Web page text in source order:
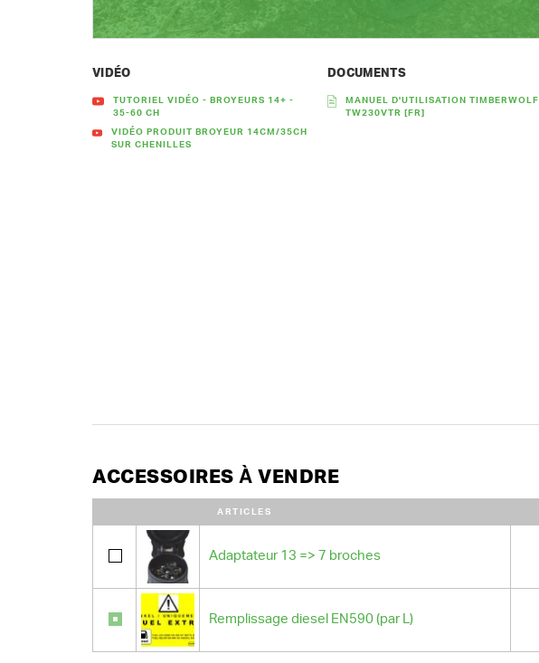
VIDÉO
TUTORIEL VIDÉO - BROYEURS 14+ -
35-60 CH
VIDÉO PRODUIT BROYEUR 14CM/35CH
SUR CHENILLES
DOCUMENTS
MANUEL D'UTILISATION TIMBERWOLF
TW230VTR [FR]
ACCESSOIRES À VENDRE
ARTICLES
Adaptateur 13 => 7 broches
Remplissage diesel EN590 (par L)